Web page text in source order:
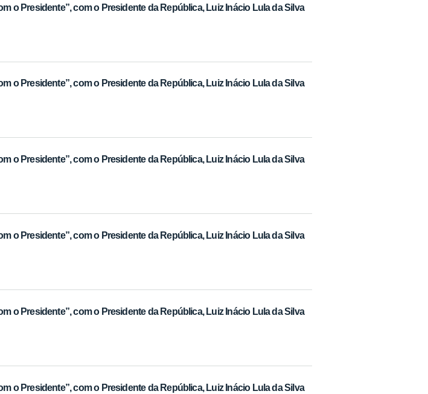
o Presidente”, com o Presidente da República, Luiz Inácio Lula da Silva
o Presidente”, com o Presidente da República, Luiz Inácio Lula da Silva
o Presidente”, com o Presidente da República, Luiz Inácio Lula da Silva
o Presidente”, com o Presidente da República, Luiz Inácio Lula da Silva
o Presidente”, com o Presidente da República, Luiz Inácio Lula da Silva
o Presidente”, com o Presidente da República, Luiz Inácio Lula da Silva